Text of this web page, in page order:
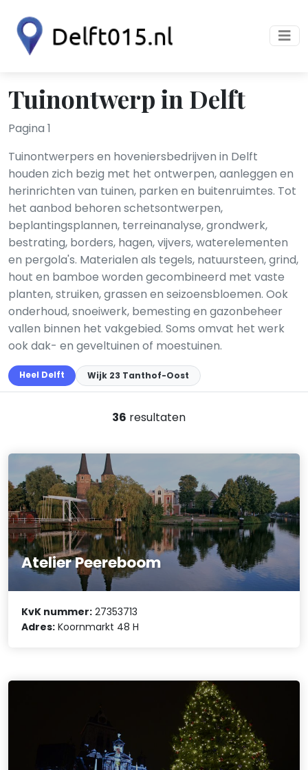
Tuinontwerp in Delft
Pagina 1
Tuinontwerpers en hoveniersbedrijven in Delft
houden zich bezig met het ontwerpen, aanleggen en
herinrichten van tuinen, parken en buitenruimtes. Tot
het aanbod behoren schetsontwerpen,
beplantingsplannen, terreinanalyse, grondwerk,
bestrating, borders, hagen, vijvers, waterelementen
en pergola's. Materialen als tegels, natuursteen, grind,
hout en bamboe worden gecombineerd met vaste
planten, struiken, grassen en seizoensbloemen. Ook
onderhoud, snoeiwerk, bemesting en gazonbeheer
vallen binnen het vakgebied. Soms omvat het werk
ook dak- en geveltuinen of moestuinen.
Heel Delft Wijk 23 Tanthof-Oost
36 resultaten
Atelier Peereboom
KvK nummer: 27353713
Adres: Koornmarkt 48 H